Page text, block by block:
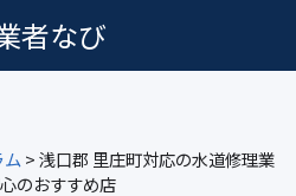
者なび
> 浅口郡 里庄町対応の水道修理業
のおすすめ店